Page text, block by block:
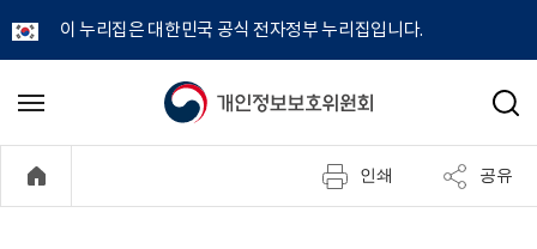
이 누리집은 대한민국 공식 전자정부 누리집입니다.
개
정
메
기
검
인쇄 공유